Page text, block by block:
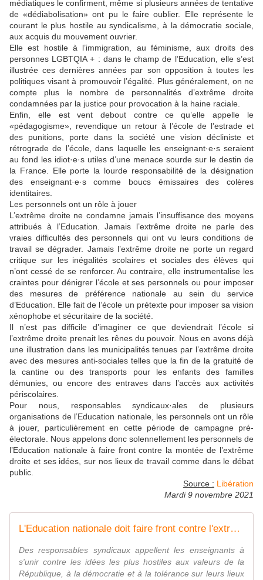
médiatiques le confirment, même si plusieurs années de tentative
de «dédiabolisation» ont pu le faire oublier. Elle représente le
courant le plus hostile au syndicalisme, à la démocratie sociale,
aux acquis du mouvement ouvrier.
Elle est hostile à l’immigration, au féminisme, aux droits des
personnes LGBTQIA + : dans le champ de l’Education, elle s’est
illustrée ces dernières années par son opposition à toutes les
politiques visant à promouvoir l’égalité. Plus généralement, on ne
compte plus le nombre de personnalités d’extrême droite
condamnées par la justice pour provocation à la haine raciale.
Enfin, elle est vent debout contre ce qu’elle appelle le
«pédagogisme», revendique un retour à l’école de l’estrade et
des punitions, porte dans la société une vision décliniste et
rétrograde de l’école, dans laquelle les enseignant·e·s seraient
au fond les idiot·e·s utiles d’une menace sourde sur le destin de
la France. Elle porte la lourde responsabilité de la désignation
des enseignant·e·s comme boucs émissaires des colères
identitaires.
Les personnels ont un rôle à jouer
L’extrême droite ne condamne jamais l’insuffisance des moyens
attribués à l’Education. Jamais l’extrême droite ne parle des
vraies difficultés des personnels qui ont vu leurs conditions de
travail se dégrader. Jamais l’extrême droite ne porte un regard
critique sur les inégalités scolaires et sociales des élèves qui
n’ont cessé de se renforcer. Au contraire, elle instrumentalise les
craintes pour dénigrer l’école et ses personnels ou pour imposer
des mesures de préférence nationale au sein du service
d’Education. Elle fait de l’école un prétexte pour imposer sa vision
xénophobe et sécuritaire de la société.
Il n’est pas difficile d’imaginer ce que deviendrait l’école si
l’extrême droite prenait les rênes du pouvoir. Nous en avons déjà
une illustration dans les municipalités tenues par l’extrême droite
avec des mesures anti-sociales telles que la fin de la gratuité de
la cantine ou des transports pour les enfants des familles
démunies, ou encore des entraves dans l’accès aux activités
périscolaires.
Pour nous, responsables syndicaux·ales de plusieurs
organisations de l’Education nationale, les personnels ont un rôle
à jouer, particulièrement en cette période de campagne pré-
électorale. Nous appelons donc solennellement les personnels de
l’Education nationale à faire front contre la montée de l’extrême
droite et ses idées, sur nos lieux de travail comme dans le débat
public.
Source : Libération
Mardi 9 novembre 2021
L'Education nationale doit faire front contre l'extrême droite
Des responsables syndicaux appellent les enseignants à
s'unir contre les idées les plus hostiles aux valeurs de la
République, à la démocratie et à la tolérance sur leurs lieux